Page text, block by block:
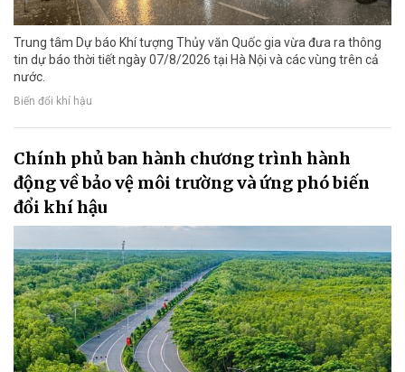
Trung tâm Dự báo Khí tượng Thủy văn Quốc gia vừa đưa ra thông
tin dự báo thời tiết ngày 07/8/2026 tại Hà Nội và các vùng trên cả
nước.
Biến đổi khí hậu
Chính phủ ban hành chương trình hành
động về bảo vệ môi trường và ứng phó biến
đổi khí hậu